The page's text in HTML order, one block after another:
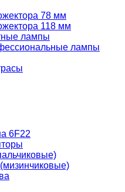
78 мм
118 мм
лампы
лампы
6F22